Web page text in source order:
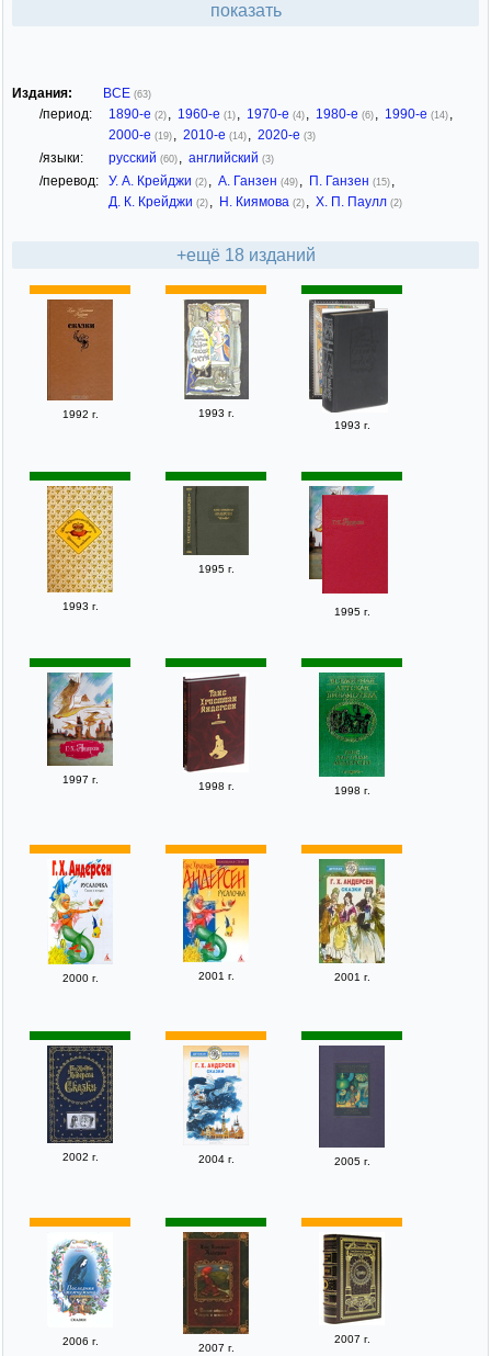
показать
Издания: ВСЕ (63)
/период: 1890-е (2) , 1960-е (1) , 1970-е (4) , 1980-е (6) , 1990-е (14) ,
2000-е (19) , 2010-е (14) , 2020-е (3)
/языки: русский (60) , английский (3)
/перевод: У. А. Крейджи (2) , А. Ганзен (49) , П. Ганзен (15) ,
Д. К. Крейджи (2) , Н. Киямова (2) , Х. П. Паулл (2)
+ещё 18 изданий
1992 г.
1993 г.
1993 г.
1993 г.
1995 г.
1995 г.
1997 г.
1998 г. 1998 г.
2000 г. 2001 г. 2001 г.
2002 г. 2004 г. 2005 г.
2006 г.
2007 г.
2007 г.